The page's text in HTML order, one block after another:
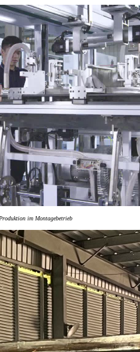
im Montagebetrieb